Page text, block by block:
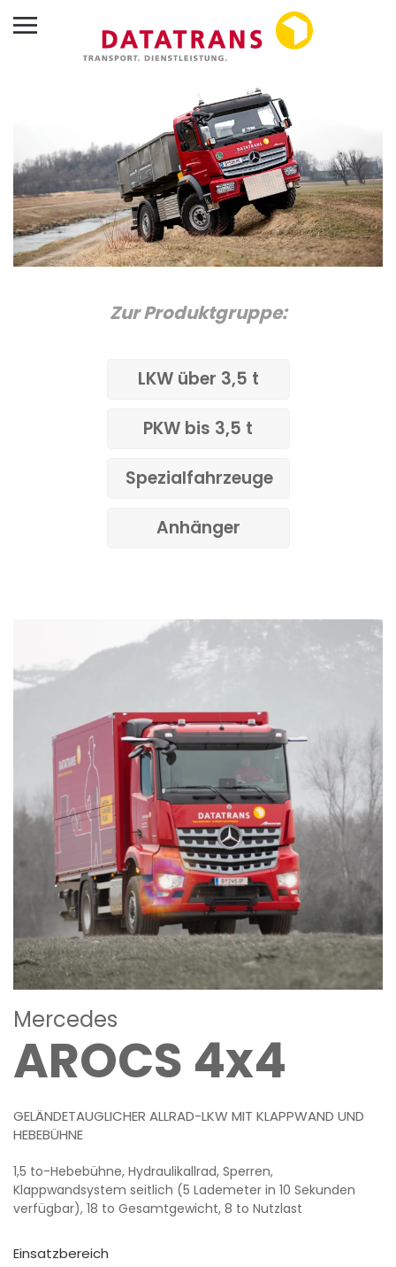
Skip to main content
Zur Produktgruppe:
LKW über 3,5 t
PKW bis 3,5 t
Spezialfahrzeuge
Anhänger
Mercedes
AROCS 4x4
GELÄNDETAUGLICHER ALLRAD-LKW MIT KLAPPWAND UND
HEBEBÜHNE
1,5 to-Hebebühne, Hydraulikallrad, Sperren,
Klappwandsystem seitlich (5 Lademeter in 10 Sekunden
verfügbar), 18 to Gesamtgewicht, 8 to Nutzlast
Einsatzbereich